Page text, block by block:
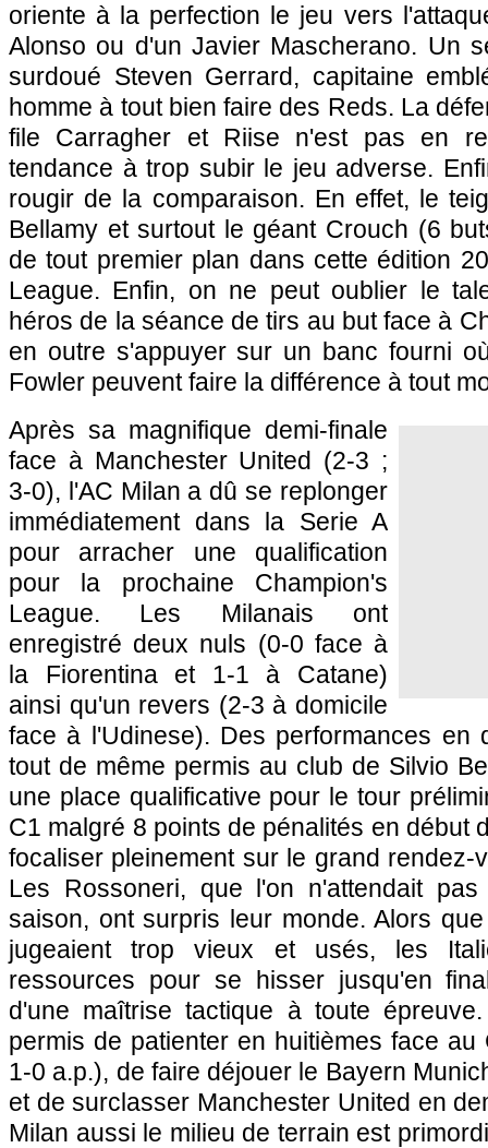
oriente à la perfection le jeu vers
Alonso ou d'un Javier Mascherano. Un
surdoué Steven Gerrard, capitaine
homme à tout bien faire des Reds. La
file Carragher et Riise n'est pas en
tendance à trop subir le jeu adverse.
rougir de la comparaison. En effet, le
Bellamy et surtout le géant Crouch (6
de tout premier plan dans cette édition
League. Enfin, on ne peut oublier le
héros de la séance de tirs au but face à
en outre s'appuyer sur un banc fourni
Fowler peuvent faire la différence à tout
Après sa magnifique demi-finale
face à Manchester United (2-3 ;
3-0), l'AC Milan a dû se replonger
immédiatement dans la Serie A
pour arracher une qualification
pour la prochaine Champion's
League. Les Milanais ont
enregistré deux nuls (0-0 face à
la Fiorentina et 1-1 à Catane)
ainsi qu'un revers (2-3 à domicile
face à l'Udinese). Des performances en
tout de même permis au club de Silvio
une place qualificative pour le tour
C1 malgré 8 points de pénalités en début
focaliser pleinement sur le grand rendez-
Les Rossoneri, que l'on n'attendait
saison, ont surpris leur monde. Alors
jugeaient trop vieux et usés, les
ressources pour se hisser jusqu'en
d'une maîtrise tactique à toute
permis de patienter en huitièmes face
1-0 a.p.), de faire déjouer le Bayern
et de surclasser Manchester United en
Milan aussi le milieu de terrain est